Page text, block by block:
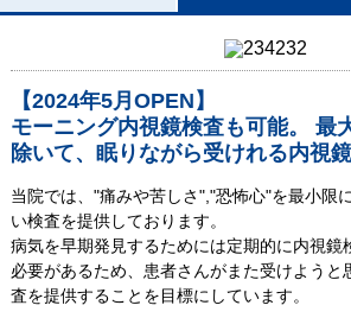
【2024年5月OPEN】
モーニング内視鏡検査も可能。 最
除いて、眠りながら受けれる内視
当院では、"痛みや苦しさ","恐怖心"を最小限
い検査を提供しております。
病気を早期発見するためには定期的に内視鏡
必要があるため、患者さんがまた受けようと
査を提供することを目標にしています。